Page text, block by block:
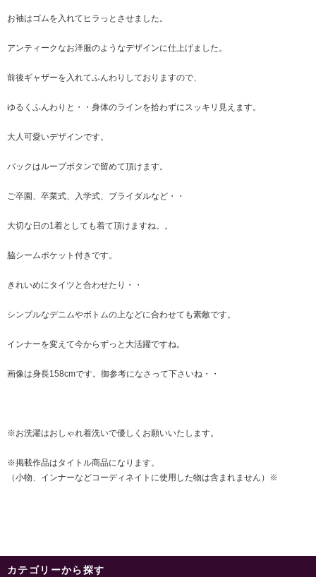
お袖はゴムを入れてヒラっとさせました。
アンティークなお洋服のようなデザインに仕上げました。
前後ギャザーを入れてふんわりしておりますので、
ゆるくふんわりと・・身体のラインを拾わずにスッキリ見えます。
大人可愛いデザインです。
バックはループボタンで留めて頂けます。
ご卒園、卒業式、入学式、ブライダルなど・・
大切な日の1着としても着て頂けますね。。
脇シームポケット付きです。
きれいめにタイツと合わせたり・・
シンプルなデニムやボトムの上などに合わせても素敵です。
インナーを変えて今からずっと大活躍ですね。
画像は身長158cmです。御参考になさって下さいね・・
※お洗濯はおしゃれ着洗いで優しくお願いいたします。
※掲載作品はタイトル商品になります。
（小物、インナーなどコーディネイトに使用した物は含まれません）※
カテゴリーから探す